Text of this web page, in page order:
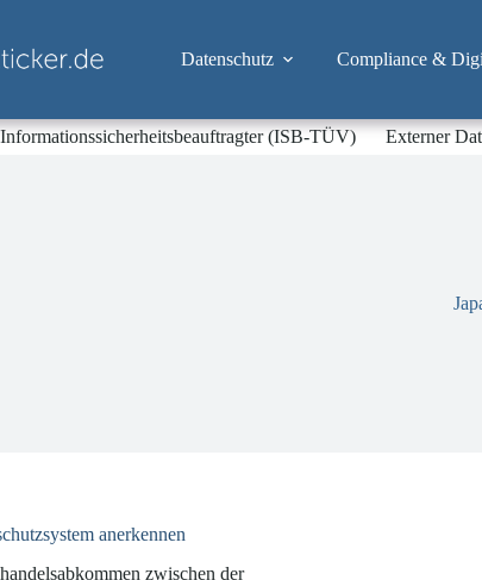
Datenschutz Compliance &
(ISB-TÜV) Externer
anerkennen
zwischen der